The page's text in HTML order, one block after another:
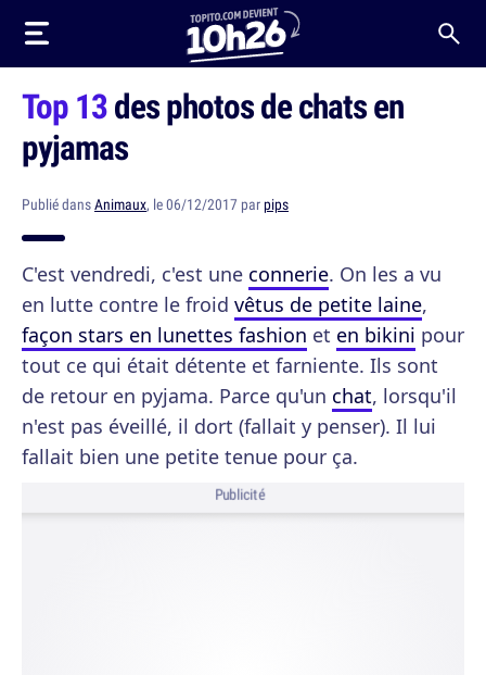
Top 13des photos de chats en
pyjamas
Publié dansAnimaux, le 06/12/2017 parpips
C'est vendredi, c'est une connerie. On les a vu
en lutte contre le froid vêtus de petite laine,
façon stars en lunettes fashion et en bikini pour
tout ce qui était détente et farniente. Ils sont
de retour en pyjama. Parce qu'un chat, lorsqu'il
n'est pas éveillé, il dort (fallait y penser). Il lui
fallait bien une petite tenue pour ça.
Publicité